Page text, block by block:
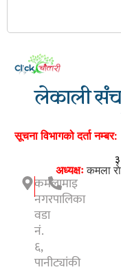
लेकाली
सूचना विभागको दर्ता नम्बर:
अध्यक्षःकमला
कमलामाइ
नगरपालिका
वडा
नं.
६,
पानीट्यांकी